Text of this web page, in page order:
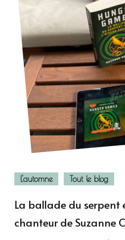
L'automne Tout le blog
La ballade du serpent
chanteur de Suzanne